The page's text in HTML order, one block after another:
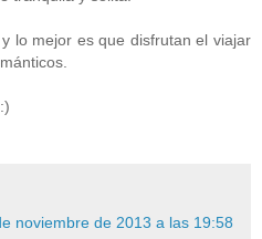
lo mejor es que disfrutan el viajar
noviembre de 2013 a las 19:58